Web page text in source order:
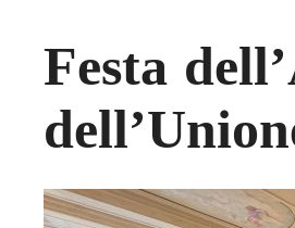
Festa